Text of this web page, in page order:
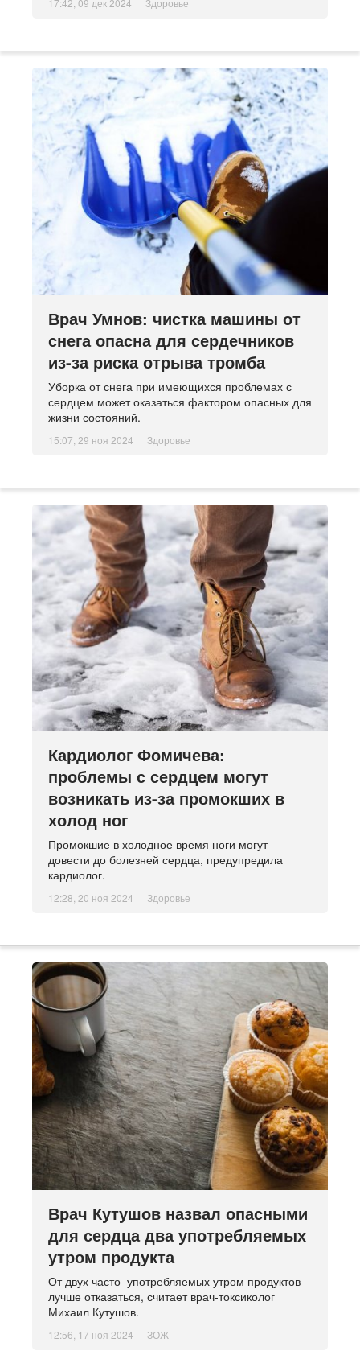
17:42, 09 дек 2024 Здоровье
Врач Умнов: чистка машины от
снега опасна для сердечников
из-за риска отрыва тромба
Уборка от снега при имеющихся проблемах с
сердцем может оказаться фактором опасных для
жизни состояний.
15:07, 29 ноя 2024 Здоровье
Кардиолог Фомичева:
проблемы с сердцем могут
возникать из-за промокших в
холод ног
Промокшие в холодное время ноги могут
довести до болезней сердца, предупредила
кардиолог.
12:28, 20 ноя 2024 Здоровье
Врач Кутушов назвал опасными
для сердца два употребляемых
утром продукта
От двух часто употребляемых утром продуктов
лучше отказаться, считает врач-токсиколог
Михаил Кутушов.
12:56, 17 ноя 2024 ЗОЖ